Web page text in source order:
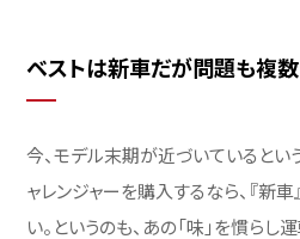
ベストは新車だが問題も複
今、モデル末期が近づいているとい
ャレンジャーを購入するなら、『新
い。というのも、あの「味」を慣らし